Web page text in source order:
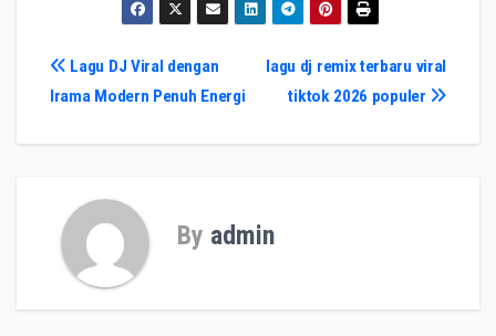
Post
lagu dj remix terbaru viral
tiktok 2026 populer
Lagu DJ Viral dengan
Irama Modern Penuh Energi
By admin